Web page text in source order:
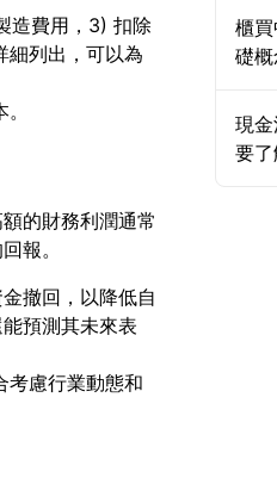
造費用，3) 扣除
細列出，可以為
的財務利潤通常
撤回，以降低自
預測其未來表
慮行業動態和
櫃
礎概
現
要